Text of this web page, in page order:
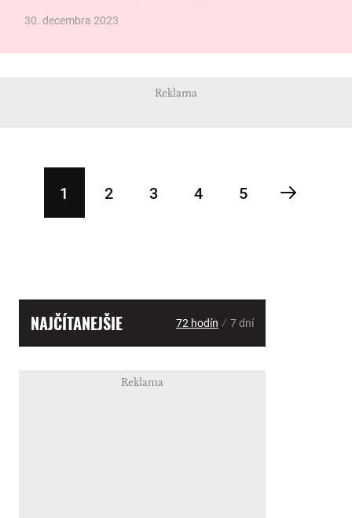
30. decembra 2023
Reklama
1 2 3 4 5
NAJČÍTANEJŠIE 72 hodín / 7 dní
Reklama